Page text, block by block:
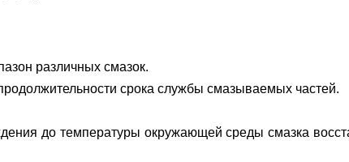
различных смазок.
срока службы смазываемых частей.
до температуры окружающей среды смазка